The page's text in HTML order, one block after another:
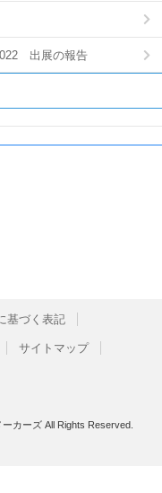
出展の報告
基づく表記
サイトマップ
カーズ All Rights Reserved.